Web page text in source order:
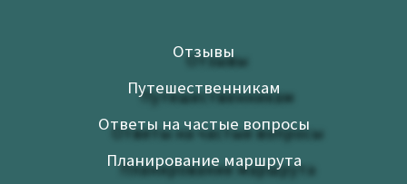
Отзывы
Путешественникам
Ответы на частые вопросы
Планирование маршрута